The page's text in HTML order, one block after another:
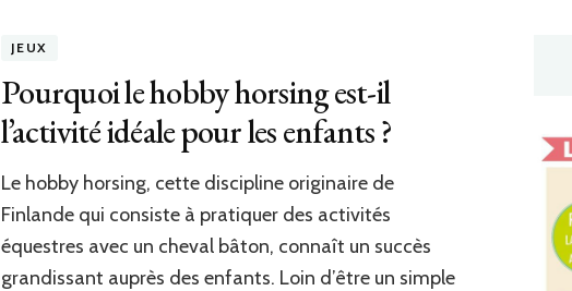
JEUX
Pourquoi le hobby horsing est-il
l’activité idéale pour les enfants ?​
Le hobby horsing, cette discipline originaire de
Finlande qui consiste à pratiquer des activités
équestres avec un cheval bâton, connaît un succès
grandissant auprès des enfants. Loin d’être un simple